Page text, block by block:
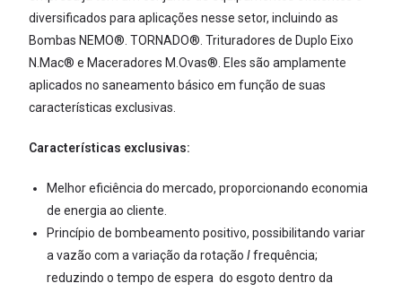
diversificados para aplicações nesse setor, incluindo as
Bombas NEMO®. TORNADO®. Trituradores de Duplo Eixo
N.Mac® e Maceradores M.Ovas®. Eles são amplamente
aplicados no saneamento básico em função de suas
características exclusivas.
Características exclusivas:
Melhor eficiência do mercado, proporcionando economia
de energia ao cliente.
Princípio de bombeamento positivo, possibilitando variar
a vazão com a variação da rotaçãoIfrequência;
reduzindo o tempo de espera do esgoto dentro da